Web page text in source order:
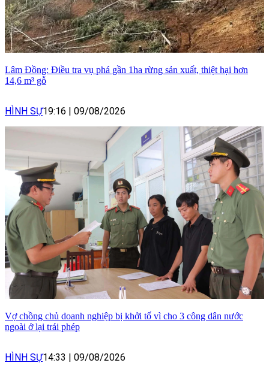
Lâm Đồng: Điều tra vụ phá gần 1ha rừng sản xuất, thiệt hại hơn
14,6 m³ gỗ
HÌNH SỰ19:16 | 09/08/2026
Vợ chồng chủ doanh nghiệp bị khởi tố vì cho 3 công dân nước
ngoài ở lại trái phép
HÌNH SỰ14:33 | 09/08/2026